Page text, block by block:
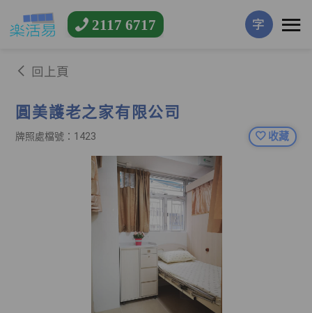
2117 6717 字
回上頁
圓美護老之家有限公司
牌照處檔號：1423 收藏